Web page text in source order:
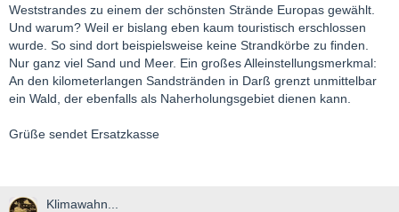
Weststrandes zu einem der schönsten Strände Europas gewählt.
Und warum? Weil er bislang eben kaum touristisch erschlossen
wurde. So sind dort beispielsweise keine Strandkörbe zu finden.
Nur ganz viel Sand und Meer. Ein großes Alleinstellungsmerkmal:
An den kilometerlangen Sandstränden in Darß grenzt unmittelbar
ein Wald, der ebenfalls als Naherholungsgebiet dienen kann.
Grüße sendet Ersatzkasse
Klimawahn...